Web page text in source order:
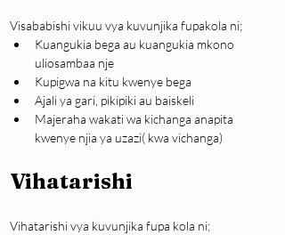
Visababishi vikuu vya kuvunjika fupakola ni;
Kuangukia bega au kuangukia mkono
uliosambaa nje
Kupigwa na kitu kwenye bega
Ajali ya gari, pikipiki au baiskeli
Majeraha wakati wa kichanga anapita
kwenye njia ya uzazi( kwa vichanga)
Vihatarishi
Vihatarishi vya kuvunjika fupa kola ni;